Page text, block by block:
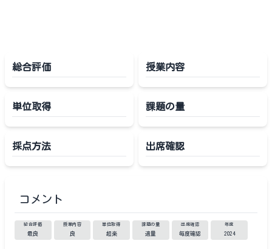
総合評価 授業内容
単位取得 課題の量
採点方法 出席確認
コメント
総合評価
最良
授業内容
良
単位取得
超楽
課題の量
適量
出席確認
毎度確認
年度
2024